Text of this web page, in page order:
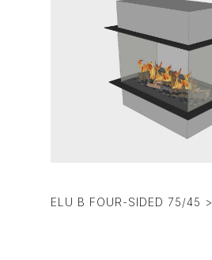
ELU B FOUR-SIDED 75/45 >